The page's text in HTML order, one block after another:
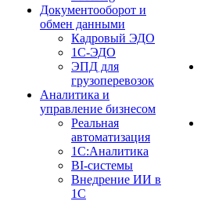
Документооборот и
обмен данными
Кадровый ЭДО
1С-ЭДО
ЭПД для
грузоперевозок
Аналитика и
управление бизнесом
Реальная
автоматизация
1С:Аналитика
BI-системы
Внедрение ИИ в
1С